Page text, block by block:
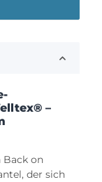
–
Back on
der sich